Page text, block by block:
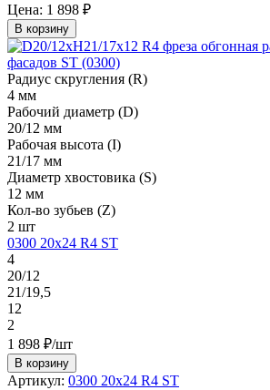
Цена: 1 898 ₽
В корзину
Радиус скругления (R)
4 мм
Рабочий диаметр (D)
20/12 мм
Рабочая высота (I)
21/17 мм
Диаметр хвостовика (S)
12 мм
Кол-во зубьев (Z)
2 шт
0300 20х24 R4 ST
4
20/12
21/19,5
12
2
1 898 ₽/шт
В корзину
Артикул: 0300 20х24 R4 ST